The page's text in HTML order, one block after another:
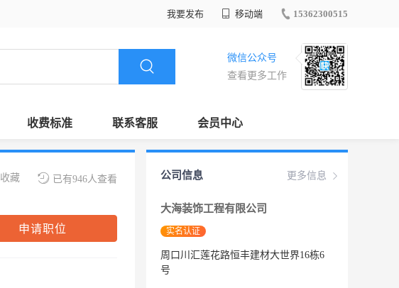
我要发布 移动端 15362300515
微信公众号
查看更多工作
收费标准 联系客服 会员中心
已有946人查看
收藏
申请职位
更多信息
公司信息
大海装饰工程有限公司
实名认证
周口川汇莲花路恒丰建材大世界16栋6
号